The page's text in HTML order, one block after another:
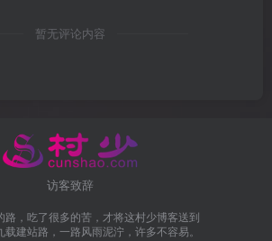
暂无评论内容
访客致辞
路，吃了很多的苦，才将这村少博客送到
载建站路，一路风雨泥泞，许多不容易。